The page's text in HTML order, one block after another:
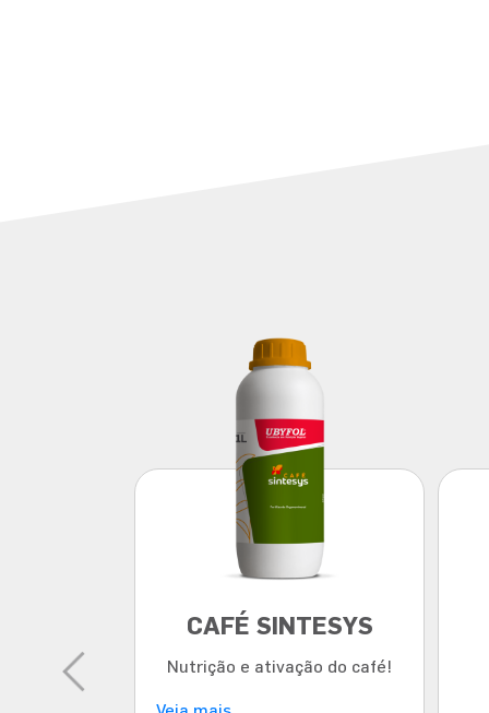
de
CAFÉ SINTESYS
Nutrição e ativação do café!